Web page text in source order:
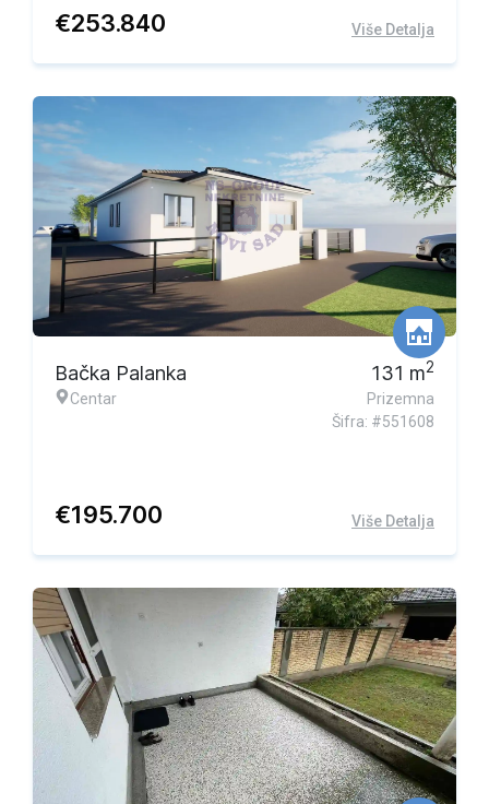
€253.840 Više Detalja
Bačka Palanka
Centar
131 m2
Prizemna
Šifra: #551608
€195.700 Više Detalja